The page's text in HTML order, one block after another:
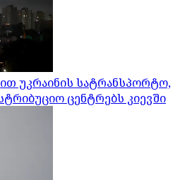
უკრაინის სატრანსპორტო,
ცენტრებს კიევში